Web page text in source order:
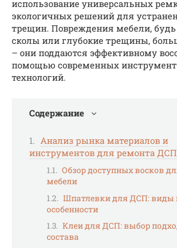
использование универсальных
экологичных решений для
трещин. Повреждения мебели,
сколы или глубокие трещины,
– они поддаются эффективному
помощью современных
технологий.
Содержание
Анализ рынка материалов и
инструментов для ремонта ДСП
Обзор доступных восков
мебели
Шпатлевки для ДСП: виды
особенности
Клеи для ДСП: выбор
состава